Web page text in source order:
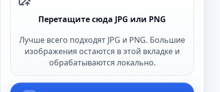
Перетащите сюда JPG или PNG
Лучше всего подходят JPG и PNG. Большие
изображения остаются в этой вкладке и
обрабатываются локально.